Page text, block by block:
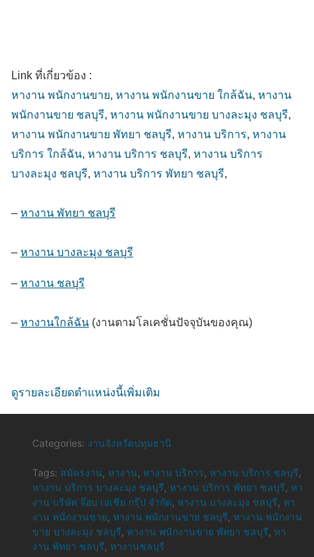
Link ที่เกี่ยวข้อง :
หางาน พนักงานขาย, หางาน พนักงานขาย ใกล้ฉัน, หางาน
พนักงานขาย ชลบุรี, หางาน พนักงานขาย บางละมุง ชลบุรี,
หางาน พนักงานขาย พัทยา ชลบุรี, หางาน บริการ, หางาน
บริการ ใกล้ฉัน, หางาน บริการ ชลบุรี, หางาน บริการ
บางละมุง ชลบุรี, หางาน บริการ พัทยา ชลบุรี,
– หางาน พัทยา ชลบุรี
– หางาน บางละมุง ชลบุรี
– หางาน ชลบุรี
– หางานใกล้ฉัน (งานตามโลเคชั่นปัจจุบันของคุณ)
ดูรายละเอียดตำแหน่งนี้เพิ่มเติม
Categories: งานจังหวัดปทุมธานี
Tags: สมัครงาน หางาน หางาน บริการ หางาน บริการ ชลบุรี
หางาน บริการ บางละมุง ชลบุรี หางาน บริการ พัทยา ชลบุรี หา
งาน บริษัท จ๊อบ เอเชีย กรุ๊ป จำกัด หางาน บางละมุง ชลบุรี หา
งาน พนักงานขาย หางาน พนักงานขาย ชลบุรี หางาน พนักงาน
ขาย บางละมุง ชลบุรี หางาน พนักงานขาย พัทยา ชลบุรี หา
งาน พัทยา ชลบุรี หางานชลบุรี